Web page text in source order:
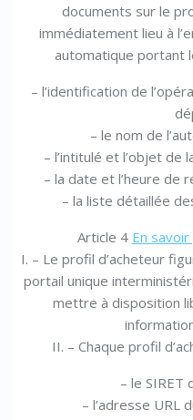
documents sur le
immédiatement lieu à
automatique portant
– l’identification de
– le nom de
– l’intitulé et l’objet de
– la date et l’heure de
– la liste détaillée
Article 4 En
I. – Le profil d’acheteur
portail unique
mettre à disposition
II. – Chaque profil
– le SIRET
– l’adresse URL